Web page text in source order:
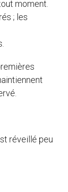
moment.
; les
réveillé peu